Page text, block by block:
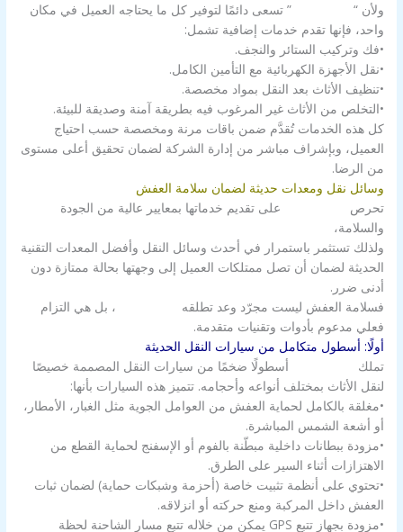
ولأن “ شركة الزور” تسعى دائمًا لتوفير كل ما يحتاجه العميل في مكان
واحد، فإنها تقدم خدمات إضافية تشمل:
•فك وتركيب الستائر والنجف.
•نقل الأجهزة الكهربائية مع التأمين الكامل.
•تنظيف الأثاث بعد النقل بمواد مخصصة.
•التخلص من الأثاث غير المرغوب فيه بطريقة آمنة وصديقة للبيئة.
كل هذه الخدمات تُقدَّم ضمن باقات مرنة ومخصصة حسب احتياج
العميل، وبإشراف مباشر من إدارة الشركة لضمان تحقيق أعلى مستوى
من الرضا.
وسائل نقل ومعدات حديثة لضمان سلامة العفش
تحرص
على تقديم خدماتها بمعايير عالية من الجودة
والسلامة،
ولذلك تستثمر باستمرار في أحدث وسائل النقل وأفضل المعدات التقنية
الحديثة لضمان أن تصل ممتلكات العميل إلى وجهتها بحالة ممتازة دون
أدنى ضرر.
فسلامة العفش ليست مجرّد وعد تطلقه
، بل هي التزام
فعلي مدعوم بأدوات وتقنيات متقدمة.
أولًا: أسطول متكامل من سيارات النقل الحديثة
تملك
أسطولًا ضخمًا من سيارات النقل المصممة خصيصًا
لنقل الأثاث بمختلف أنواعه وأحجامه. تتميز هذه السيارات بأنها:
•مغلقة بالكامل لحماية العفش من العوامل الجوية مثل الغبار، الأمطار،
أو أشعة الشمس المباشرة.
•مزودة ببطانات داخلية مبطّنة بالفوم أو الإسفنج لحماية القطع من
الاهتزازات أثناء السير على الطرق.
•تحتوي على أنظمة تثبيت خاصة (أحزمة وشبكات حماية) لضمان ثبات
العفش داخل المركبة ومنع حركته أو انزلاقه.
•مزودة بجهاز تتبع GPS يمكن من خلاله تتبع مسار الشاحنة لحظة